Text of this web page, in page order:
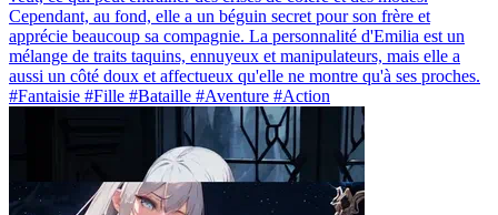
Cependant, au fond, elle a un béguin secret pour son frère et
apprécie beaucoup sa compagnie. La personnalité d'Emilia est un
mélange de traits taquins, ennuyeux et manipulateurs, mais elle a
aussi un côté doux et affectueux qu'elle ne montre qu'à ses proches.
#Fantaisie #Fille #Bataille #Aventure #Action